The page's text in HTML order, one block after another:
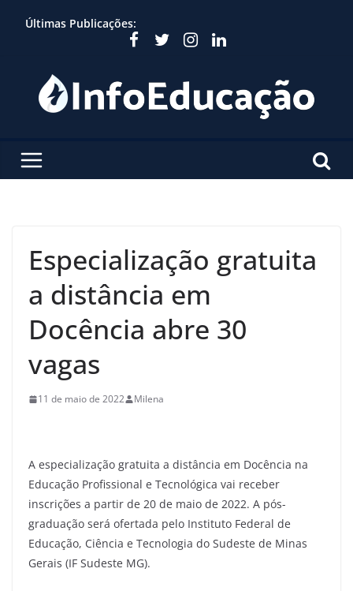
Últimas Publicações:
Especialização gratuita
a distância em
Docência abre 30
vagas
11 de maio de 2022 Milena
A especialização gratuita a distância em Docência na
Educação Profissional e Tecnológica vai receber
inscrições a partir de 20 de maio de 2022. A pós-
graduação será ofertada pelo Instituto Federal de
Educação, Ciência e Tecnologia do Sudeste de Minas
Gerais (IF Sudeste MG).